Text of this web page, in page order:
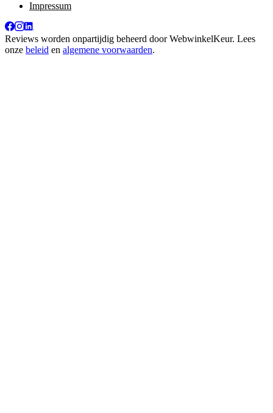
Impressum
Reviews worden onpartijdig beheerd doorWebwinkelKeur. Lees
onze beleid en algemene voorwaarden.